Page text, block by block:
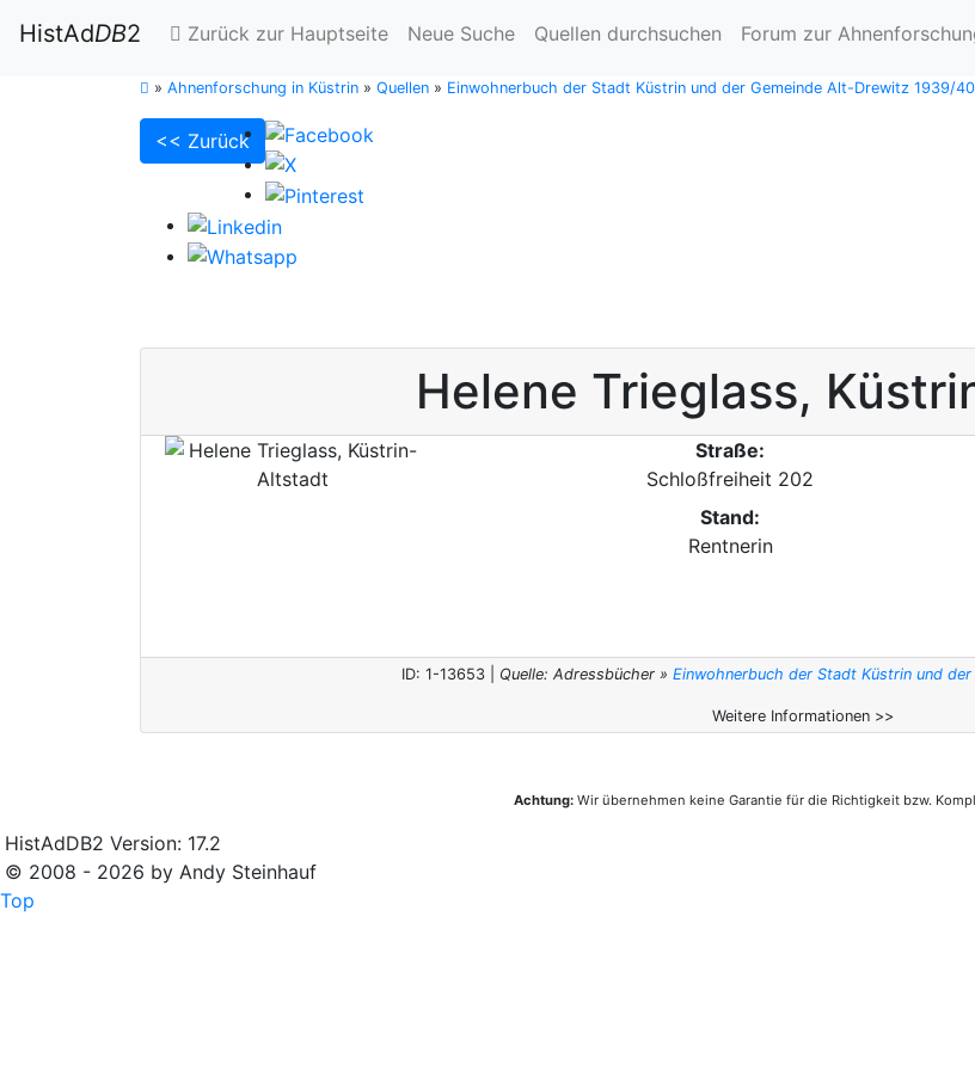
HistAdDB2 Zurück zur Hauptseite Neue Suche Quellen durchsuchen Forum zur
» Ahnenforschung in Küstrin » Quellen » Einwohnerbuch der Stadt Küstrin und der Gemeinde Alt-Drewitz 1939/40
<< Zurück
Helene Trieglass,
Straße:
Schloßfreiheit 202
Stand:
Rentnerin
ID: 1-13653 | Quelle: Adressbücher » Einwohnerbuch der Stadt Küstrin und
Weitere Informationen >>
Achtung:Wir übernehmen keine Garantie für die Richtigkeit bzw.
HistAdDB2 Version: 17.2
© 2008 - 2026 by Andy Steinhauf
Top